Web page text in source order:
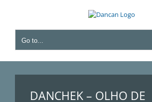
Go to...
DANCHEK – OLHO DE